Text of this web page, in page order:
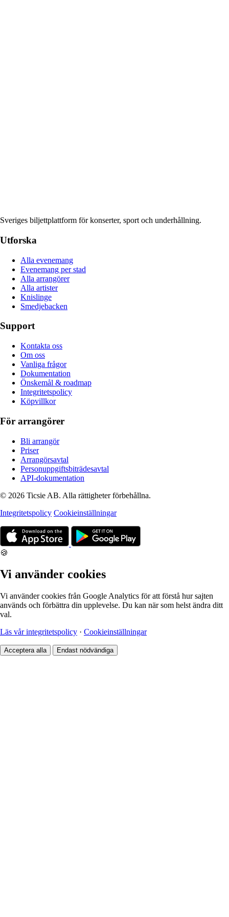
Sveriges biljettplattform för konserter, sport och underhållning.
Utforska
Alla evenemang
Evenemang per stad
Alla arrangörer
Alla artister
Knislinge
Smedjebacken
Support
Kontakta oss
Om oss
Vanliga frågor
Dokumentation
Önskemål & roadmap
Integritetspolicy
Köpvillkor
För arrangörer
Bli arrangör
Priser
Arrangörsavtal
Personuppgiftsbiträdesavtal
API-dokumentation
© 2026 Ticsie AB. Alla rättigheter förbehållna.
Integritetspolicy Cookieinställningar
🍪
Vi använder cookies
Vi använder cookies från Google Analytics för att förstå hur sajten
används och förbättra din upplevelse. Du kan när som helst ändra ditt
val.
Läs vår integritetspolicy · Cookieinställningar
Acceptera alla Endast nödvändiga